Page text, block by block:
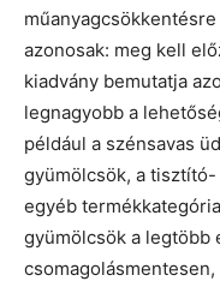
azonosak: meg kell
kiadvány bemutatja
legnagyobb a
például a szénsavas
gyümölcsök, a
egyéb
gyümölcsök a legtöbb